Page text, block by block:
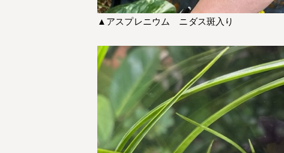
▲アスプレニウム ニダス斑入り